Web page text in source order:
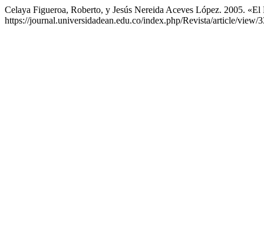
Celaya Figueroa, Roberto, y Jesús Nereida Aceves López. 2005.
https://journal.universidadean.edu.co/index.php/Revista/article/view/